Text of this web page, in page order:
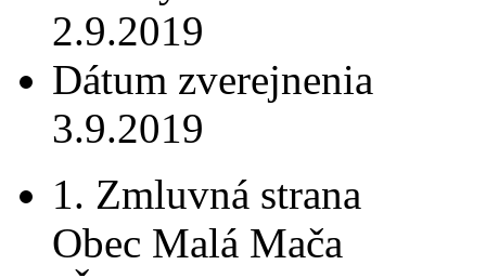
2.9.2019
Dátum zverejnenia
3.9.2019
1. Zmluvná strana
Obec Malá Mača